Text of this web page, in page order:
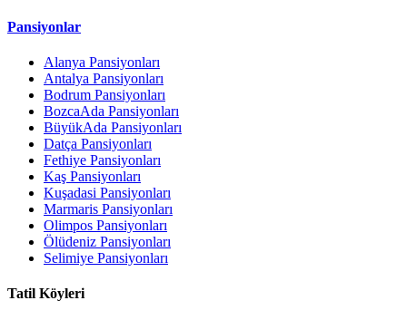
Pansiyonlar
Alanya Pansiyonları
Antalya Pansiyonları
Bodrum Pansiyonları
BozcaAda Pansiyonları
BüyükAda Pansiyonları
Datça Pansiyonları
Fethiye Pansiyonları
Kaş Pansiyonları
Kuşadasi Pansiyonları
Marmaris Pansiyonları
Olimpos Pansiyonları
Ölüdeniz Pansiyonları
Selimiye Pansiyonları
Tatil Köyleri